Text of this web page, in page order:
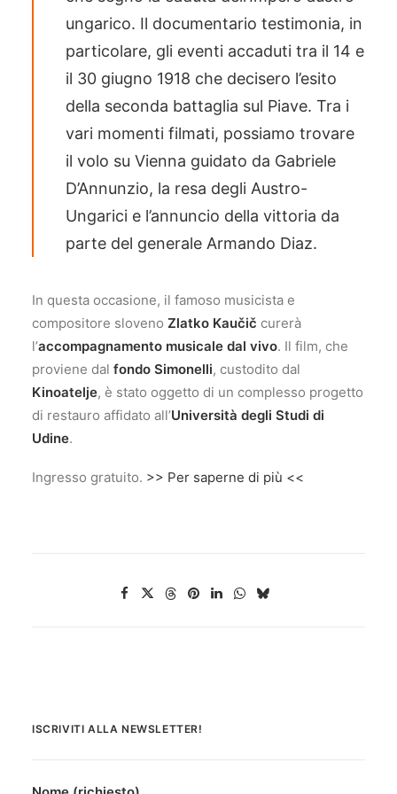
ungarico. Il documentario testimonia, in
particolare, gli eventi accaduti tra il 14 e
il 30 giugno 1918 che decisero l’esito
della seconda battaglia sul Piave. Tra i
vari momenti filmati, possiamo trovare
il volo su Vienna guidato da Gabriele
D’Annunzio, la resa degli Austro-
Ungarici e l’annuncio della vittoria da
parte del generale Armando Diaz.
In questa occasione, il famoso musicista e
compositore sloveno Zlatko Kaučič curerà
l’accompagnamento musicale dal vivo. Il film, che
proviene dal fondo Simonelli, custodito dal
Kinoatelje, è stato oggetto di un complesso progetto
di restauro affidato all’Università degli Studi di
Udine.
Ingresso gratuito. >> Per saperne di più <<
ISCRIVITI ALLA NEWSLETTER!